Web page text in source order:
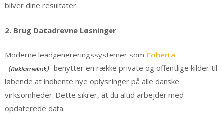
bliver dine resultater.
2. Brug Datadrevne Løsninger
Moderne leadgenereringssystemer som Coherta
benytter en række private og offentlige kilder til
løbende at indhente nye oplysninger på alle danske
virksomheder. Dette sikrer, at du altid arbejder med
opdaterede data.